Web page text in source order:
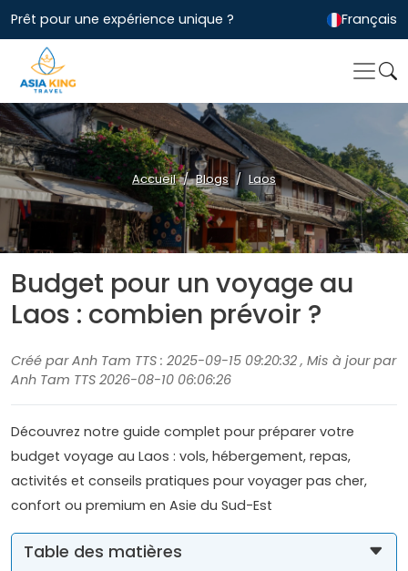
Prêt pour une expérience unique ? Français
Accueil Blogs Laos
Budget pour un voyage au
Laos : combien prévoir ?
Créé par Anh Tam TTS : 2025-09-15 09:20:32 , Mis à jour par
Anh Tam TTS 2026-08-10 06:06:26
Découvrez notre guide complet pour préparer votre
budget voyage au Laos : vols, hébergement, repas,
activités et conseils pratiques pour voyager pas cher,
confort ou premium en Asie du Sud-Est
Table des matières